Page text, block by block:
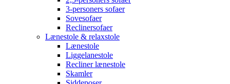
3-personers sofaer
Sovesofaer
Reclinersofaer
Lænestole & relaxstole
Lænestole
Liggelanestole
Recliner lænestole
Skamler